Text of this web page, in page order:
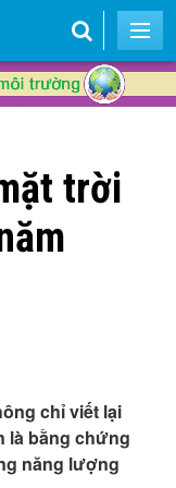
trời
chỉ viết lại
là bằng chứng
năng lượng